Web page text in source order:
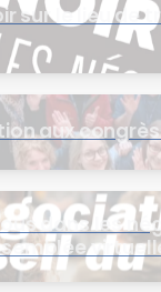
sur le lieu de
aux
dans les